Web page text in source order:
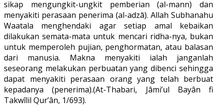
sikap mengungkit-ungkit pemberian (al-mann) dan
menyakiti perasaan penerima (al-adzā). Allah Subhanahu
Waatala menghendaki agar setiap amal kebaikan
dilakukan semata-mata untuk mencari ridha-nya, bukan
untuk memperoleh pujian, penghormatan, atau balasan
dari manusia. Makna menyakiti ialah janganlah
seseorang melakukan perbuatan yang dibenci sehingga
dapat menyakiti perasaan orang yang telah berbuat
kepadanya (penerima).(At-Thabari, Jâmi’ul Bayân fi
Takwîlil Qur’ân, 1/693).